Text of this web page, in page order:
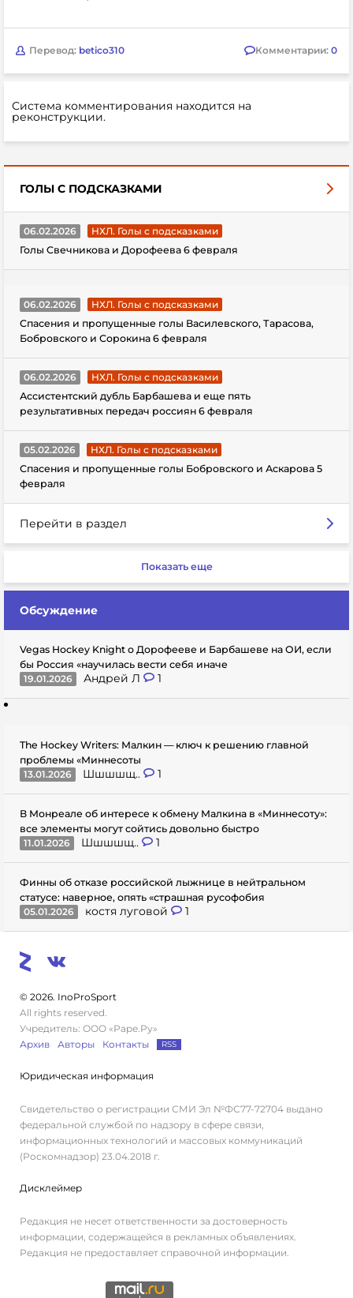
Перевод: betico310 Комментарии: 0
Система комментирования находится на
реконструкции.
ГОЛЫ С ПОДСКАЗКАМИ
06.02.2026
НХЛ. Голы с подсказками
Голы Свечникова и Дорофеева 6 февраля
06.02.2026
НХЛ. Голы с подсказками
Спасения и пропущенные голы Василевского, Тарасова,
Бобровского и Сорокина 6 февраля
06.02.2026
НХЛ. Голы с подсказками
Ассистентский дубль Барбашева и еще пять
результативных передач россиян 6 февраля
05.02.2026
НХЛ. Голы с подсказками
Спасения и пропущенные голы Бобровского и Аскарова 5
февраля
Перейти в раздел
Показать еще
Обсуждение
Vegas Hockey Knight о Дорофееве и Барбашеве на ОИ, если
бы Россия «научилась вести себя иначе
19.01.2026
Андрей Л 1
The Hockey Writers: Малкин — ключ к решению главной
проблемы «Миннесоты
13.01.2026
Шшшшщ.. 1
В Монреале об интересе к обмену Малкина в «Миннесоту»:
все элементы могут сойтись довольно быстро
11.01.2026
Шшшшщ.. 1
Финны об отказе российской лыжнице в нейтральном
статусе: наверное, опять «страшная русофобия
05.01.2026
костя луговой 1
© 2026. InoProSport
All rights reserved.
Учредитель: ООО «Раре.Ру»
Архив
Авторы Контакты RSS
Юридическая информация
Свидетельство о регистрации СМИ Эл №ФС77-72704 выдано
федеральной службой по надзору в сфере связи,
информационных технологий и массовых коммуникаций
(Роскомнадзор) 23.04.2018 г.
Дисклеймер
Редакция не несет ответственности за достоверность
информации, содержащейся в рекламных объявлениях.
Редакция не предоставляет справочной информации.